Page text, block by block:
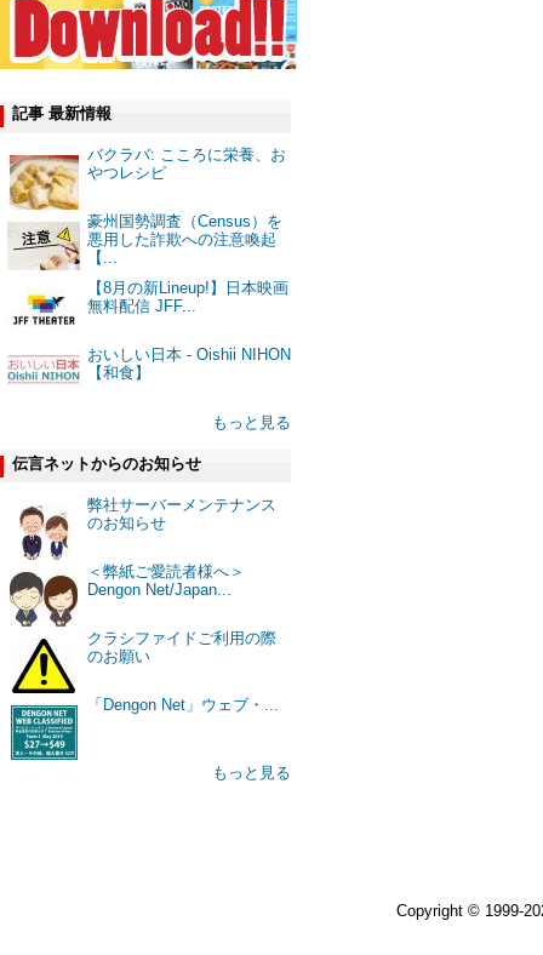
記事 最新情報
バクラバ: こころに栄養、お
やつレシピ
豪州国勢調査（Census）を
悪用した詐欺への注意喚起
【...
【8月の新Lineup!】日本映画
無料配信 JFF...
おいしい日本 - Oishii NIHON
【和食】
もっと見る
伝言ネットからのお知らせ
弊社サーバーメンテナンス
のお知らせ
＜弊紙ご愛読者様へ＞
Dengon Net/Japan...
クラシファイドご利用の際
のお願い
「Dengon Net」ウェブ・...
もっと見る
Copyright © 1999-